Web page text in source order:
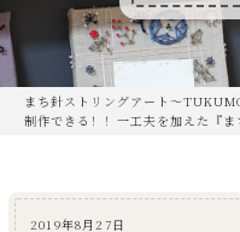
まち針ストリングアート〜
制作できる！！一工夫を加えた『
2019年8月27日